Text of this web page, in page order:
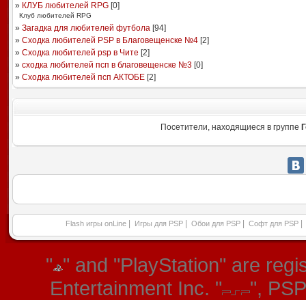
» КЛУБ любителей RPG[0]
Клуб любителей RPG
» Загадка для любителей футбола[94]
» Сходка любителей PSP в Благовещенске №4[2]
» Сходка любителей psp в Чите [2]
» сходка любителей псп в благовещенске №3[0]
» Сходка любителей псп АКТОБЕ[2]
Посетители, находящиеся в группе
Flash игры onLine Игры для PSP Обои для PSP Софт для PSP
" " and "PlayStation" are
Entertainment Inc. "
",